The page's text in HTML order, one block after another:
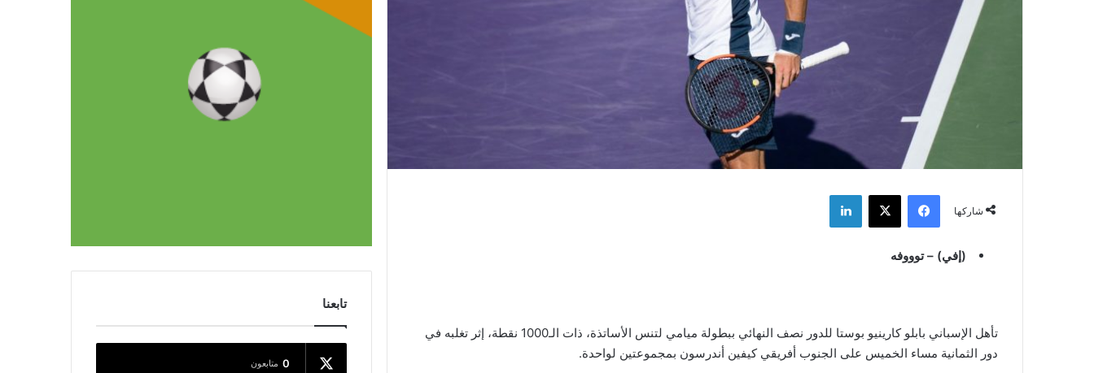
شاركها
فيسبوك ‫X لينكدإن
(إفي) – توووفه
تأهل الإسباني بابلو كارينيو بوستا للدور نصف النهائي ببطولة ميامي لتنس الأساتذة، ذات الـ1000 نقطة، إثر تغلبه في
دور الثمانية مساء الخميس على الجنوب أفريقي كيفين أندرسون بمجموعتين لواحدة.
تابعنا
0 متابعون